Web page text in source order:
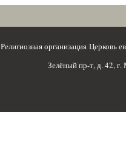
Религиозная организация
Зелёный пр-т, д. 42,